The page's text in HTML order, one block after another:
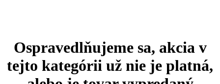
Ospravedlňujeme sa, akcia v
tejto kategórii už nie je platná,